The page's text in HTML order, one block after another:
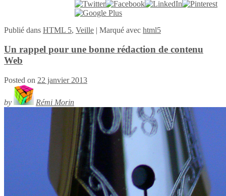
Publié dans HTML 5, Veille | Marqué avec html5
Un rappel pour une bonne rédaction de contenu
Web
Posted on 22 janvier 2013
by Rémi Morin